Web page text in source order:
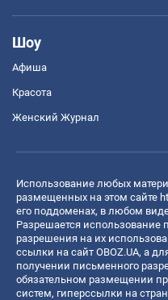
Шоу
Афиша
Красота
Женский Журнал
Использование любых
размещенных на этом сайте
его поддоменах, в любом
Разрешается использование
разрешения на их
ссылки на сайт OBOZ.UA, а
получении письменного
обязательном размещении
систем, гиперссылки на